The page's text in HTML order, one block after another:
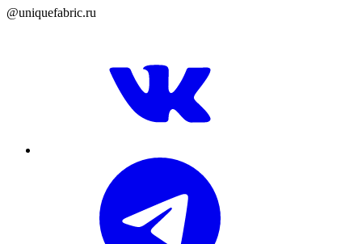
@uniquefabric.ru